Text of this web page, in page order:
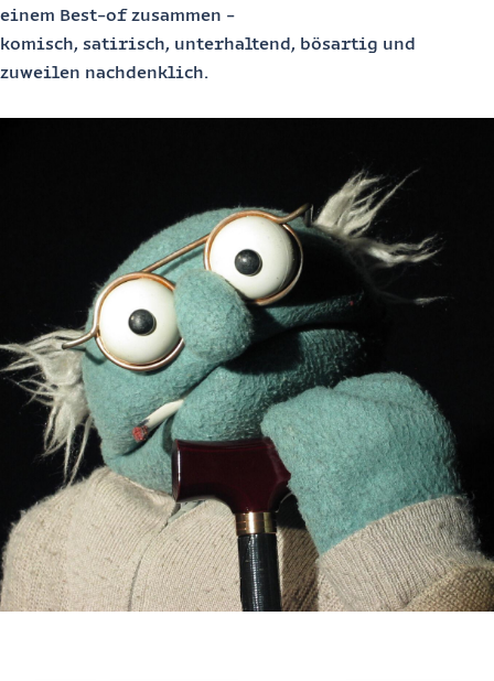
einem Best-of zusammen -
komisch, satirisch, unterhaltend, bösartig und
zuweilen nachdenklich.